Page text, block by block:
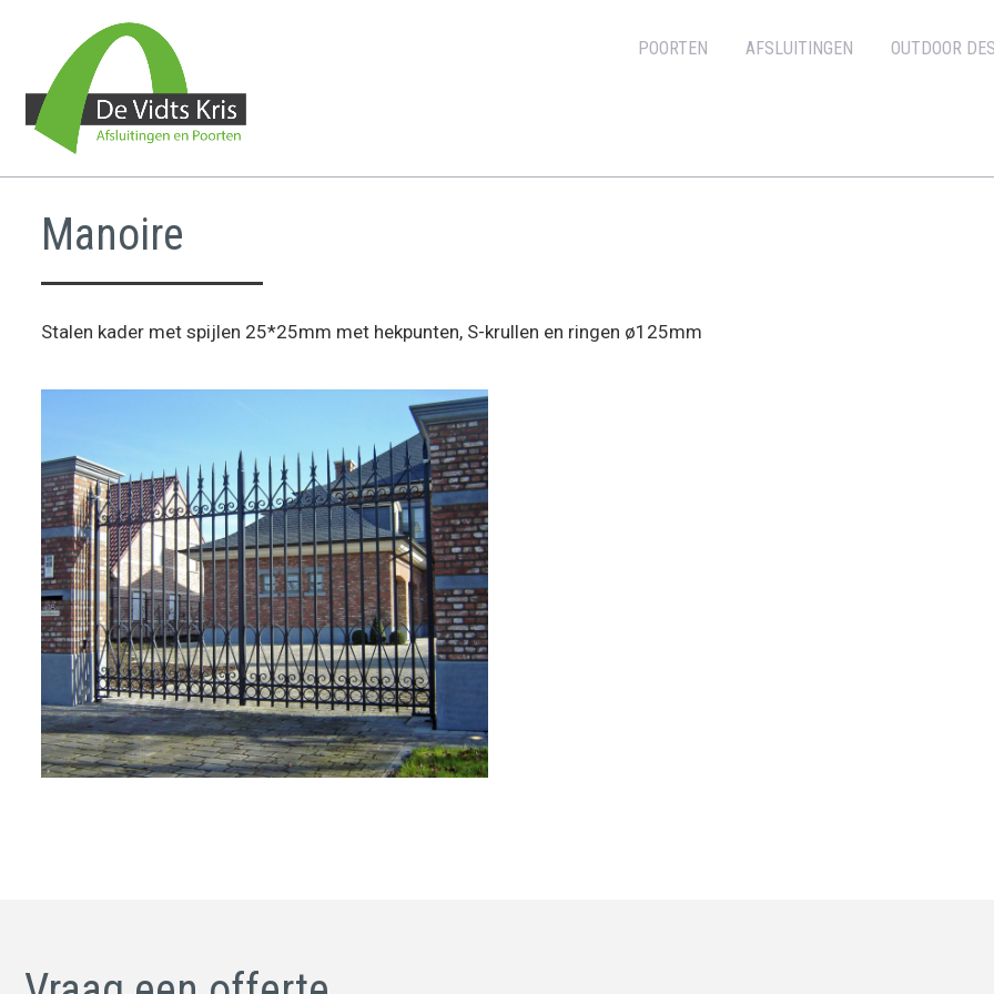
POORTEN AFSLUITINGEN OUTDOOR
Manoire
Stalen kader met spijlen 25*25mm met hekpunten, S-krullen en ringen ø125mm